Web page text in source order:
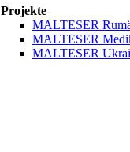
Projekte
MALTESER
MALTESER
MALTESER